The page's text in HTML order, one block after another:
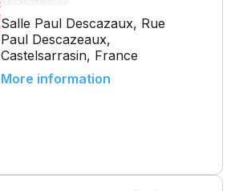
Salle Paul Descazaux, Rue
Paul Descazeaux,
Castelsarrasin, France
More information